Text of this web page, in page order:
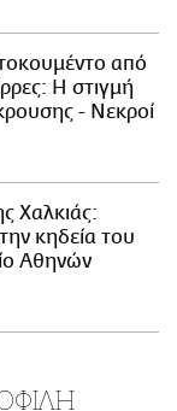
από
Η στιγμή
- Νεκροί
Χαλκιάς:
κηδεία του
Αθηνών